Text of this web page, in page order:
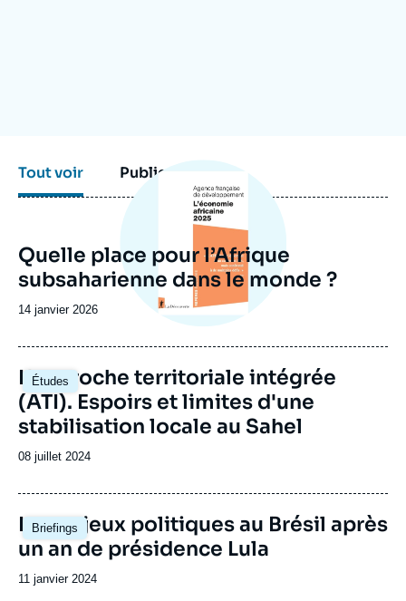
Tout voir Publications
Image
principale
Quelle place pour l’Afrique
subsaharienne dans le monde ?
Date
publication
14 janvier 2026
Études
Image
principale
L'approche territoriale intégrée
(ATI). Espoirs et limites d'une
stabilisation locale au Sahel
Date
publication
08 juillet 2024
Briefings
Image
principale
Les enjeux politiques au Brésil après
un an de présidence Lula
Date
11 janvier 2024